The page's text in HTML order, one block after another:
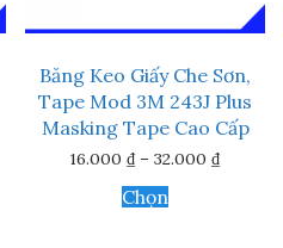
sản
Băng Keo Giấy Che Sơn,
Tape Mod 3M 243J Plus
Masking Tape Cao Cấp
16.000₫ – 32.000₫Khoảng
ChọnSản
phẩm